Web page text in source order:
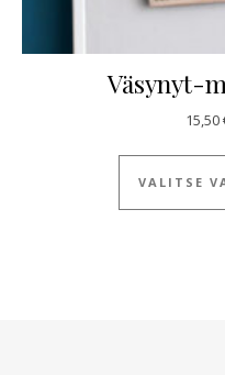
Väsynyt-
15,50
VALITSE